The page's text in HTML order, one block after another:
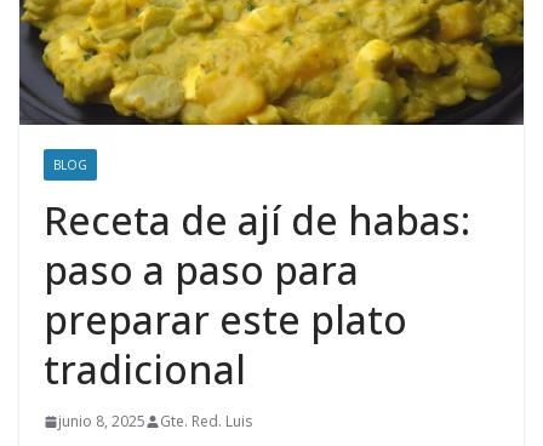
BLOG
Receta de ají de habas:
paso a paso para
preparar este plato
tradicional
junio 8, 2025 Gte. Red. Luis